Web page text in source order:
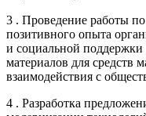
3 . Проведение работы
позитивного опыта
и социальной поддержки
материалов для средств
взаимодействия с
4 . Разработка